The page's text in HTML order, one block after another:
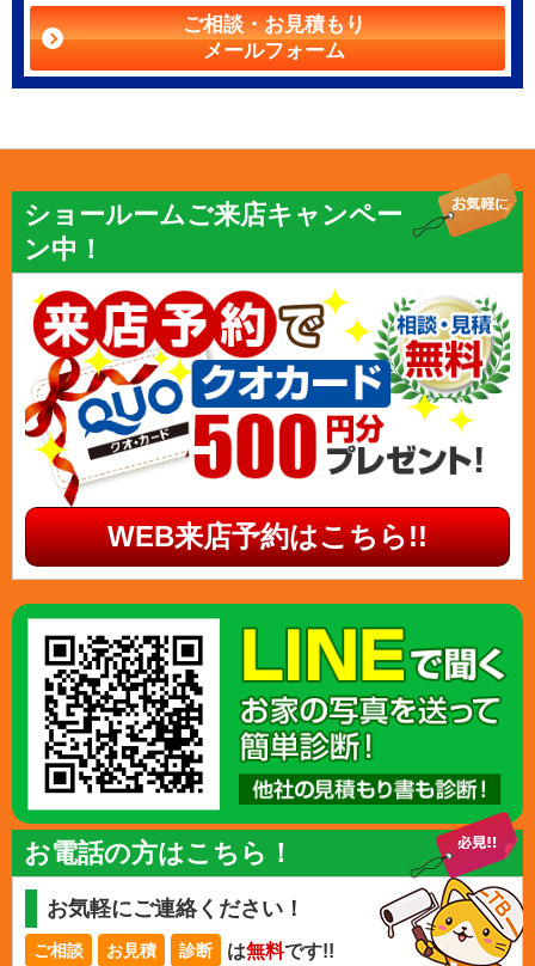
ご相談・お見積もり
メールフォーム
ショールームご来店キャンペー
ン中！
WEB来店予約はこちら!!
お電話の方はこちら！
お気軽にご連絡ください！
ご相談 お見積 診断 は無料です!!